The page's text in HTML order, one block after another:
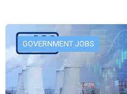
GOVERNMENT JOBS